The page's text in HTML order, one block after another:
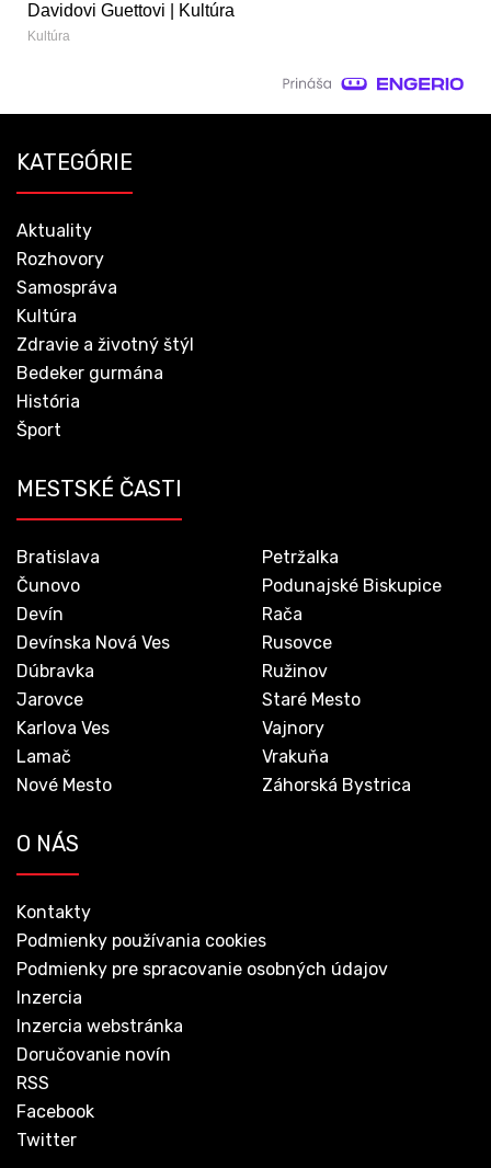
Davidovi Guettovi | Kultúra
Kultúra
KATEGÓRIE
Aktuality
Rozhovory
Samospráva
Kultúra
Zdravie a životný štýl
Bedeker gurmána
História
Šport
MESTSKÉ ČASTI
Bratislava
Čunovo
Devín
Devínska Nová Ves
Dúbravka
Jarovce
Karlova Ves
Lamač
Nové Mesto
Petržalka
Podunajské Biskupice
Rača
Rusovce
Ružinov
Staré Mesto
Vajnory
Vrakuňa
Záhorská Bystrica
O NÁS
Kontakty
Podmienky používania cookies
Podmienky pre spracovanie osobných údajov
Inzercia
Inzercia webstránka
Doručovanie novín
RSS
Facebook
Twitter